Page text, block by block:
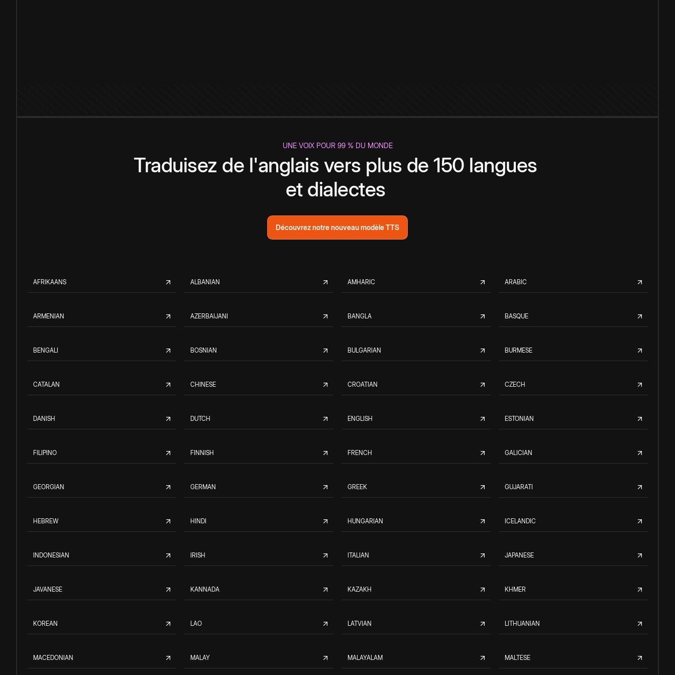
UNE VOIX POUR 99 % DU MONDE
Traduisez de l'anglais vers plus de 150 langues
et dialectes
Découvrez notre nouveau modèle TTS
AFRIKAANS ALBANIAN AMHARIC ARABIC
ARMENIAN AZERBAIJANI BANGLA BASQUE
BENGALI BOSNIAN BULGARIAN BURMESE
CATALAN CHINESE CROATIAN CZECH
DANISH DUTCH ENGLISH ESTONIAN
FILIPINO FINNISH FRENCH GALICIAN
GEORGIAN GERMAN GREEK GUJARATI
HEBREW HINDI HUNGARIAN ICELANDIC
INDONESIAN IRISH ITALIAN JAPANESE
JAVANESE KANNADA KAZAKH KHMER
KOREAN LAO LATVIAN LITHUANIAN
MACEDONIAN MALAY MALAYALAM MALTESE